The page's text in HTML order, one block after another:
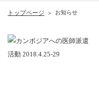
トップページ お知らせ